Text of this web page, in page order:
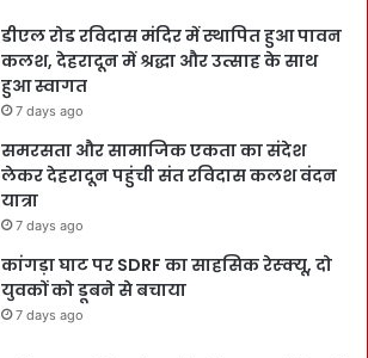
डीएल रोड रविदास मंदिर में स्थापित हुआ पावन
कलश, देहरादून में श्रद्धा और उत्साह के साथ
हुआ स्वागत
7 days ago
समरसता और सामाजिक एकता का संदेश
लेकर देहरादून पहुंची संत रविदास कलश वंदन
यात्रा
7 days ago
कांगड़ा घाट पर SDRF का साहसिक रेस्क्यू, दो
युवकों को डूबने से बचाया
7 days ago